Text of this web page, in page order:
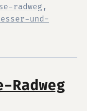
radweg,
und-